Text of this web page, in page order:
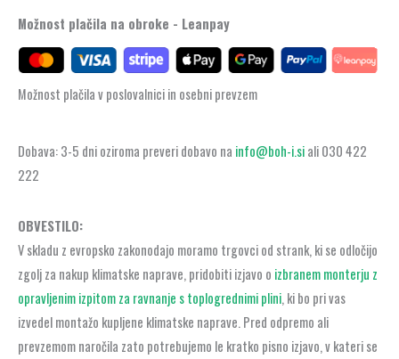
Možnost plačila na obroke - Leanpay
Možnost plačila v poslovalnici in osebni prevzem
Dobava: 3-5 dni oziroma preveri dobavo na info@boh-i.siali 030 422
222
OBVESTILO:
V skladu z evropsko zakonodajo moramo trgovci od strank, ki se odločijo
zgolj za nakup klimatske naprave, pridobiti izjavo o izbranem monterju z
opravljenim izpitom za ravnanje s toplogrednimi plini, ki bo pri vas
izvedel montažo kupljene klimatske naprave. Pred odpremo ali
prevzemom naročila zato potrebujemo le kratko pisno izjavo, v kateri se